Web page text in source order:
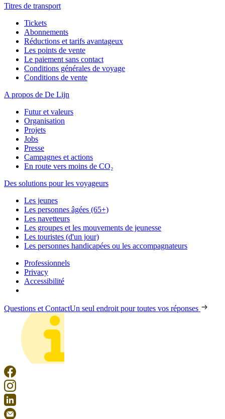
Titres de transport
Tickets
Abonnements
Réductions et tarifs avantageux
Les points de vente
Le paiement sans contact
Conditions générales de voyage
Conditions de vente
A propos de De Lijn
Futur et valeurs
Organisation
Projets
Jobs
Presse
Campagnes et actions
En route vers moins de CO₂
Des solutions pour les voyageurs
Les jeunes
Les personnes âgées (65+)
Les navetteurs
Les groupes et les mouvements de jeunesse
Les touristes (d'un jour)
Les personnes handicapées ou les accompagnateurs
Professionnels
Privacy
Accessibilité
Questions et ContactUn seul endroit pour toutes vos réponses